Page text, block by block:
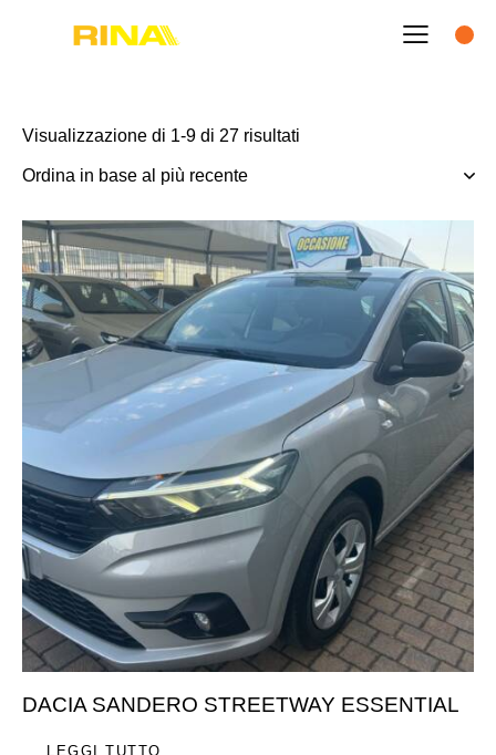
Visualizzazione di 1-9 di 27 risultati
DACIA SANDERO STREETWAY ESSENTIAL
LEGGI TUTTO